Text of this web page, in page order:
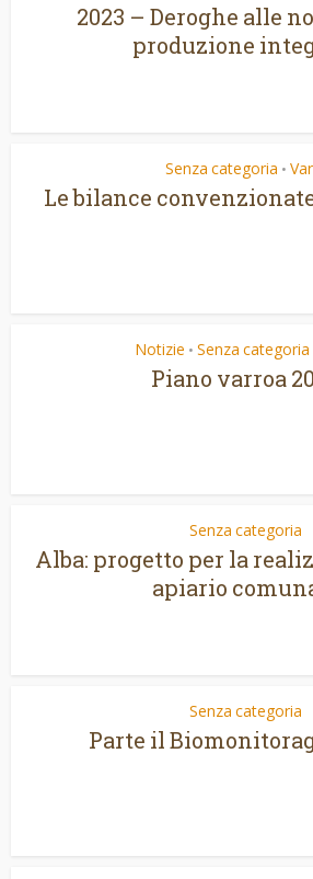
2023 – Deroghe alle
produzione
Senza categoria •
Le bilance
Notizie • Senza categoria
Piano varroa
Senza categoria
Alba: progetto per la
apiario
Senza categoria
Parte il